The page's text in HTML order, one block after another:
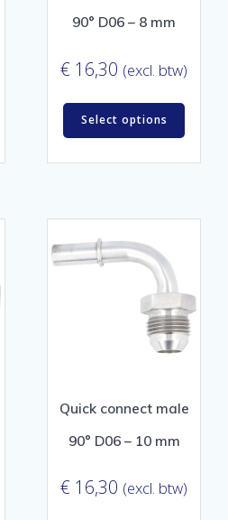
90° D06 – 8 mm
€ 16,30 (excl. btw)
Select options
Quick connect male
90° D06 – 10 mm
€ 16,30 (excl. btw)